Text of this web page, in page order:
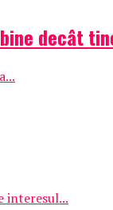
decât
interesul...